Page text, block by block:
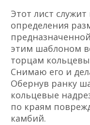
Этот лист
определения
этим шаблоном
торцам
Снимаю его и
Обернув ранку
кольцевые
по краям
камбий.